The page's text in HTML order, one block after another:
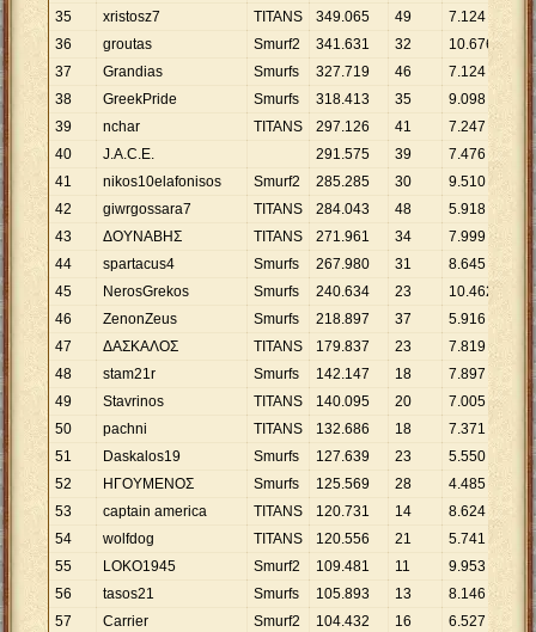
35
xristosz7 TITANS 349.065 49 7.124
36
groutas Smurf2 341.631 32 10.676
37
Grandias Smurfs 327.719 46 7.124
38
GreekPride Smurfs 318.413 35 9.098
39
nchar TITANS 297.126 41 7.247
40
J.A.C.E. 291.575 39 7.476
41
nikos10elafonisos Smurf2 285.285 30 9.510
42
giwrgossara7 TITANS 284.043 48 5.918
43
ΔΟΥΝΑΒΗΣ TITANS 271.961 34 7.999
44
spartacus4 Smurfs 267.980 31 8.645
45
NerosGrekos Smurfs 240.634 23 10.462
46
ZenonZeus Smurfs 218.897 37 5.916
47
ΔΑΣΚΑΛΟΣ TITANS 179.837 23 7.819
48
stam21r Smurfs 142.147 18 7.897
49
Stavrinos TITANS 140.095 20 7.005
50
pachni TITANS 132.686 18 7.371
51
Daskalos19 Smurfs 127.639 23 5.550
52
ΗΓΟΥΜΕΝΟΣ Smurfs 125.569 28 4.485
53
captain america TITANS 120.731 14 8.624
54
wolfdog TITANS 120.556 21 5.741
55
LOKO1945 Smurf2 109.481 11 9.953
56
tasos21 Smurfs 105.893 13 8.146
57
Carrier Smurf2 104.432 16 6.527